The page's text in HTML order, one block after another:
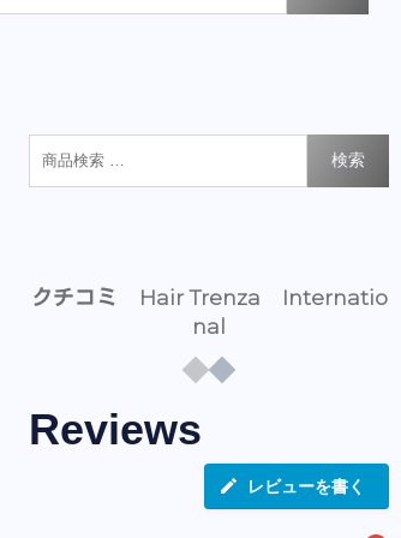
検索
クチコミ Hair Trenza Internatio
nal
Reviews
レビューを書く